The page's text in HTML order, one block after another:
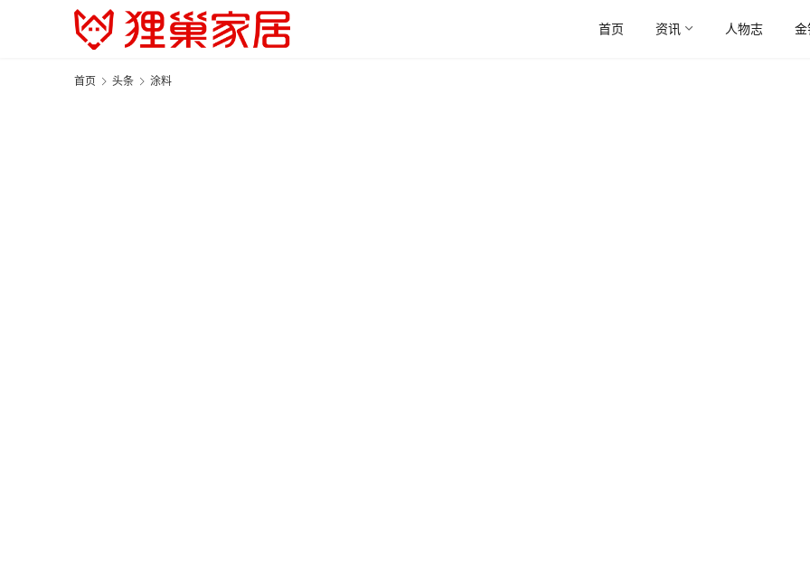
首页 资讯 人物志 金
首页 头条 涂料